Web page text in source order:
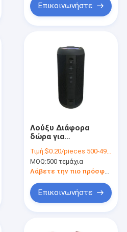
Επικοινωνήστε
Λούξυ Διάφορα
δώρα για
καραμέλες για
καλεσμένους Ινδικά
κόκκινα γαμήλια
διακόσμηση γάμου
Τιμή:$0.20/pieces 500-4999 pieces
MOQ:500 τεμάχια
Επικοινωνήστε